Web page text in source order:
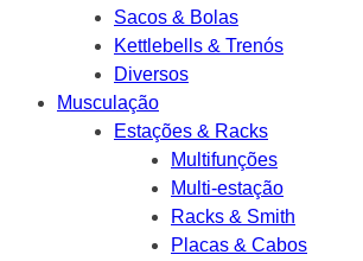
Sacos & Bolas
Kettlebells & Trenós
Diversos
Musculação
Estações & Racks
Multifunções
Multi-estação
Racks & Smith
Placas & Cabos